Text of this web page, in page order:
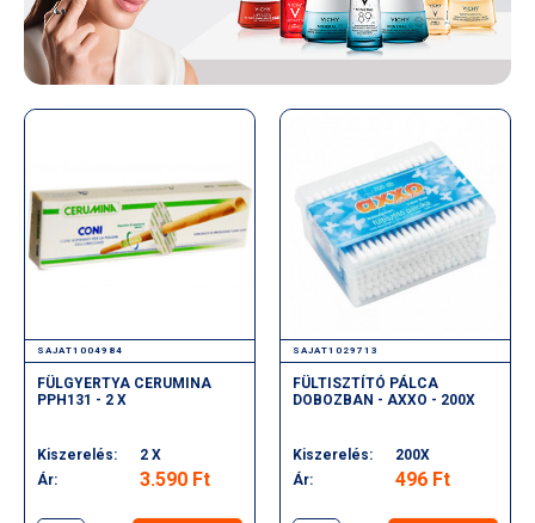
SAJAT1004984
FÜLGYERTYA CERUMINA
PPH131 - 2 X
Kiszerelés:
2 X
Ár:
3.590 Ft
SAJAT1029713
FÜLTISZTÍTÓ PÁLCA
DOBOZBAN - AXXO - 200X
Kiszerelés:
200X
Ár:
496 Ft